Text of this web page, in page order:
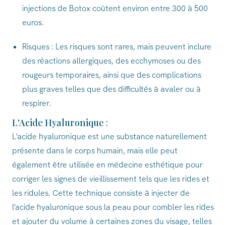
injections de Botox coûtent environ entre 300 à 500
euros.
Risques : Les risques sont rares, mais peuvent inclure
des réactions allergiques, des ecchymoses ou des
rougeurs temporaires, ainsi que des complications
plus graves telles que des difficultés à avaler ou à
respirer.
L'Acide Hyaluronique :
L'acide hyaluronique est une substance naturellement
présente dans le corps humain, mais elle peut
également être utilisée en médecine esthétique pour
corriger les signes de vieillissement tels que les rides et
les ridules. Cette technique consiste à injecter de
l'acide hyaluronique sous la peau pour combler les rides
et ajouter du volume à certaines zones du visage, telles